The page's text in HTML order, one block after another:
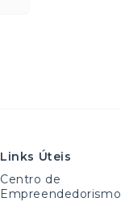
Links Úteis
Centro de
Empreendedorismo